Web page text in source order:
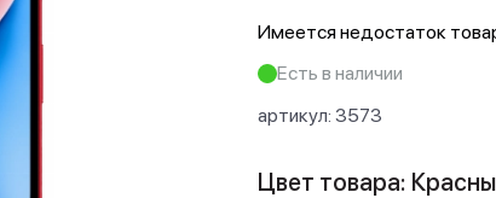
Имеется недостаток
Есть в наличии
артикул: 3573
Цвет товара: